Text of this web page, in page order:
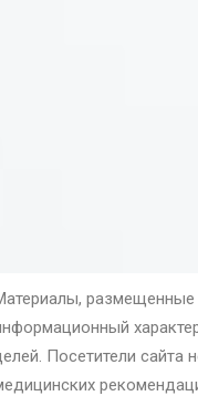
размещенные
Посетители сайта